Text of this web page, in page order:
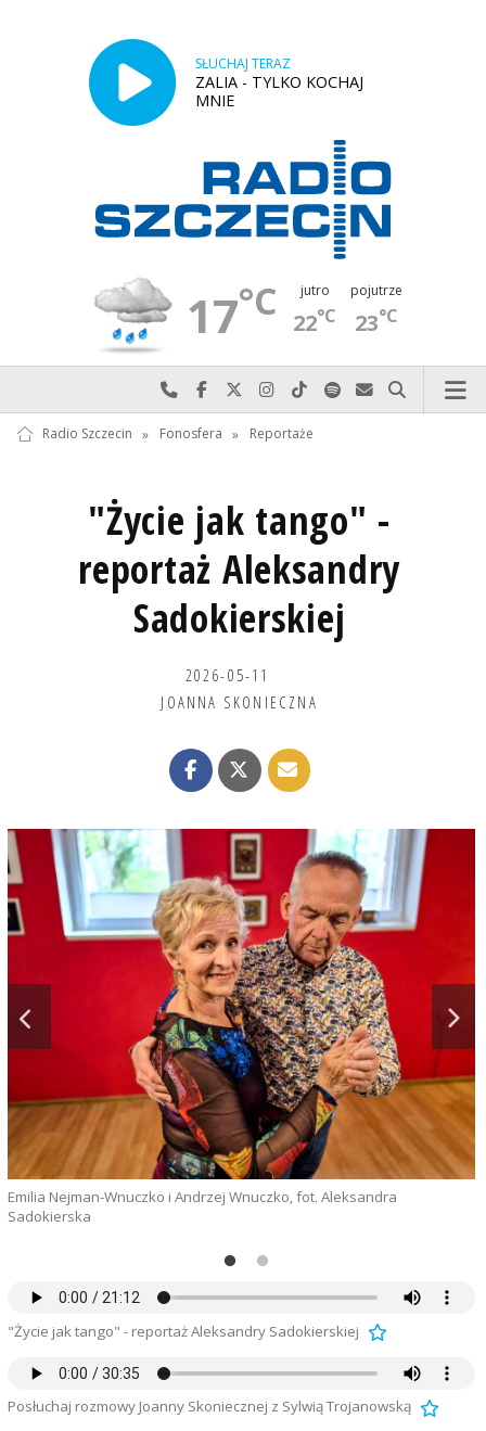
SŁUCHAJ TERAZ
ZALIA - TYLKO KOCHAJ
MNIE
17°C jutro
22°C
pojutrze
23°C
Najlepiej po prostu do nas zadzwoń
Odwiedź nas na Facebook-u
Odwiedź nas na X
Odwiedź nas na Instagram-ie
Odwiedź nas na TikTok-u
Szukaj nas na Spotify
Wyślij do nas
Szukaj
Radio Szczecin » Fonosfera » Reportaże
"Życie jak tango" -
reportaż Aleksandry
Sadokierskiej
2026-05-11
JOANNA SKONIECZNA
Emilia Nejman-Wnuczko i Andrzej Wnuczko, fot. Aleksandra
Sadokierska
"Życie jak tango" - reportaż Aleksandry Sadokierskiej
Posłuchaj rozmowy Joanny Skoniecznej z Sylwią Trojanowską